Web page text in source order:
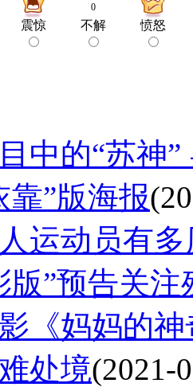
震惊
0
不解 愤怒
中的“苏神
靠”版海报
运动员有
版”预告关注
《妈妈的
处境(2021-